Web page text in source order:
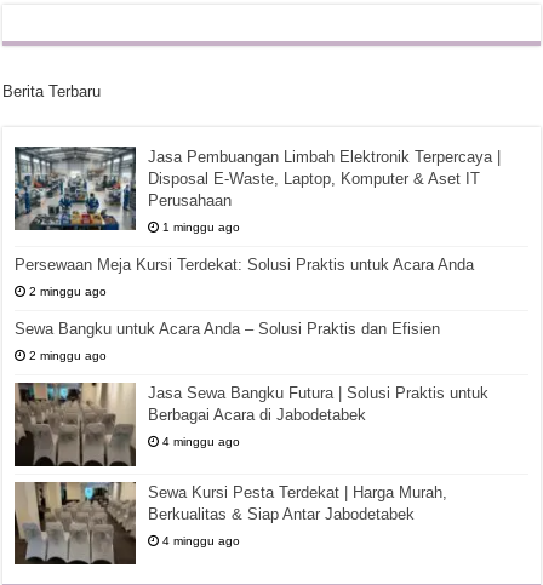
Berita Terbaru
Jasa Pembuangan Limbah Elektronik Terpercaya |
Disposal E-Waste, Laptop, Komputer & Aset IT
Perusahaan
1 minggu ago
Persewaan Meja Kursi Terdekat: Solusi Praktis untuk Acara Anda
2 minggu ago
Sewa Bangku untuk Acara Anda – Solusi Praktis dan Efisien
2 minggu ago
Jasa Sewa Bangku Futura | Solusi Praktis untuk
Berbagai Acara di Jabodetabek
4 minggu ago
Sewa Kursi Pesta Terdekat | Harga Murah,
Berkualitas & Siap Antar Jabodetabek
4 minggu ago